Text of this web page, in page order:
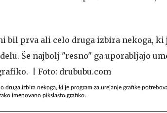
druga izbira nekoga, ki je program za urejanje grafike
imenovano pikslasto grafiko.